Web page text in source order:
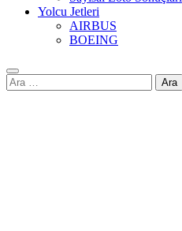
Yolcu Jetleri
AIRBUS
BOEING
Arama: